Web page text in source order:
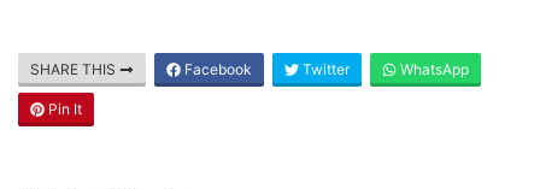
SHARE THIS Facebook Twitter WhatsApp
Pin It